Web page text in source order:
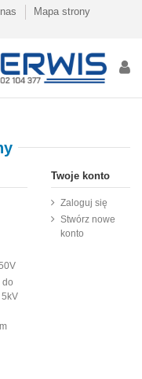
Mapa strony
do
Twoje konto
Zaloguj się
Stwórz nowe
konto